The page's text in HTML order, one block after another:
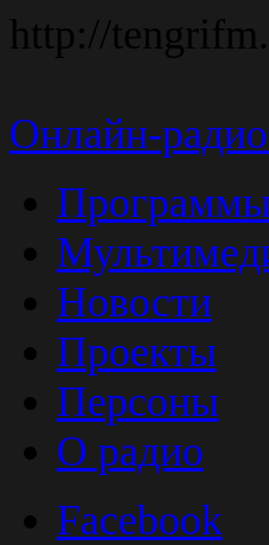
http://
Онлайн-радио
Новости
Проекты
Персоны
О радио
Facebook